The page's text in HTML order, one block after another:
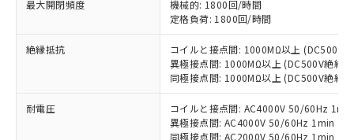
最大開閉頻度
機械的: 1800回/時間
定格負荷: 1800回/時間
絶縁抵抗
コイルと接点間: 1000MΩ以上 (DC500V
異極接点間: 1000MΩ以上 (DC500V絶縁
同極接点間: 1000MΩ以上 (DC500V絶縁
耐電圧
コイルと接点間: AC4000V 50/60Hz 1min
異極接点間: AC4000V 50/60Hz 1min
同極接点間: AC2000V 50/60Hz 1min
当社制御機器事業取扱商品の中には、
本サービスの対象外となる商品もある
ことをご了承ください。
在庫状況および標準価格照会結果は、
記載している更新日時点での社内デー
タに基づき作成されるものであり、閲
覧された時点での実際の在庫および標
準価格とは異なる場合があることをご
害物質有無と関係のない商品です。
仕入先様の事情により、非含有部品として
いたものが、含有品と判明した場合などや
むを得ず変更することがあります。
*EU RoHS指令（10物質）：
ミウム(Cd) 100ppm以下、
六価クロム(Cr(Ⅵ)) 1000ppm以下、ポリ臭化ビフェニル
類(PBB) 1000ppm以下、ポリ臭化ジフェニルエーテル類
「×」：最大均質材料含有率が中国RoHSの
基準値を超えていることを示します。
「－」：未確認です。当社販売部門へお問
Pb(鉛) :1000ppm、 Hg(水銀) : 1000ppm、 Cd(カドミウ
Cr(Ⅵ)(六価クロム) : 1000ppm、 PBBs(ポリ臭化ビフェ
為替および外国貿易法に定める商品
（以下｢規制貨物等」という）を輸出
または国外への提供する場合は、日本
国政府の輸出許可(または役務取引許
可)を取得するなどの必要な手続きを